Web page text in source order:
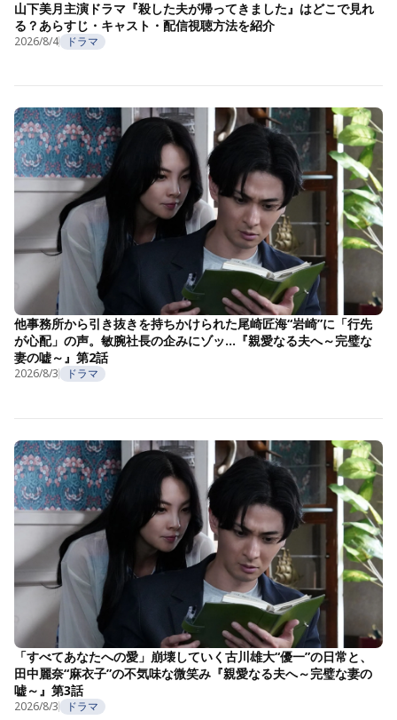
山下美月主演ドラマ『殺した夫が帰ってきました』はどこで見れ
る？あらすじ・キャスト・配信視聴方法を紹介
2026/8/4 ドラマ
他事務所から引き抜きを持ちかけられた尾崎匠海“岩崎”に「行先
が心配」の声。敏腕社長の企みにゾッ…『親愛なる夫へ～完璧な
妻の嘘～』第2話
2026/8/3 ドラマ
「すべてあなたへの愛」崩壊していく古川雄大“優一”の日常と、
田中麗奈“麻衣子”の不気味な微笑み『親愛なる夫へ～完璧な妻の
嘘～』第3話
2026/8/3 ドラマ